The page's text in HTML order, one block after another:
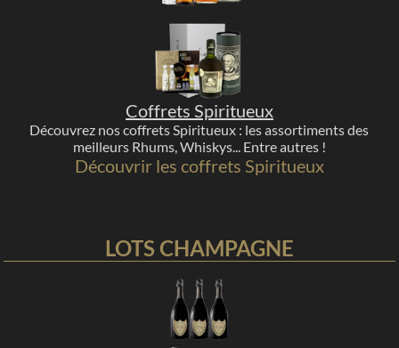
Coffrets Spiritueux
Découvrez nos coffrets Spiritueux : les assortiments des
meilleurs Rhums, Whiskys... Entre autres !
Découvrir les coffrets Spiritueux
LOTS CHAMPAGNE